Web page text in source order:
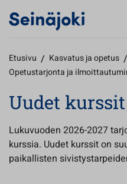
Etusivu / Kasvatus ja opetus /
Opetustarjonta ja
Uudet kurssit
Lukuvuoden 2026-2027
kurssia. Uudet kurssit on
paikallisten